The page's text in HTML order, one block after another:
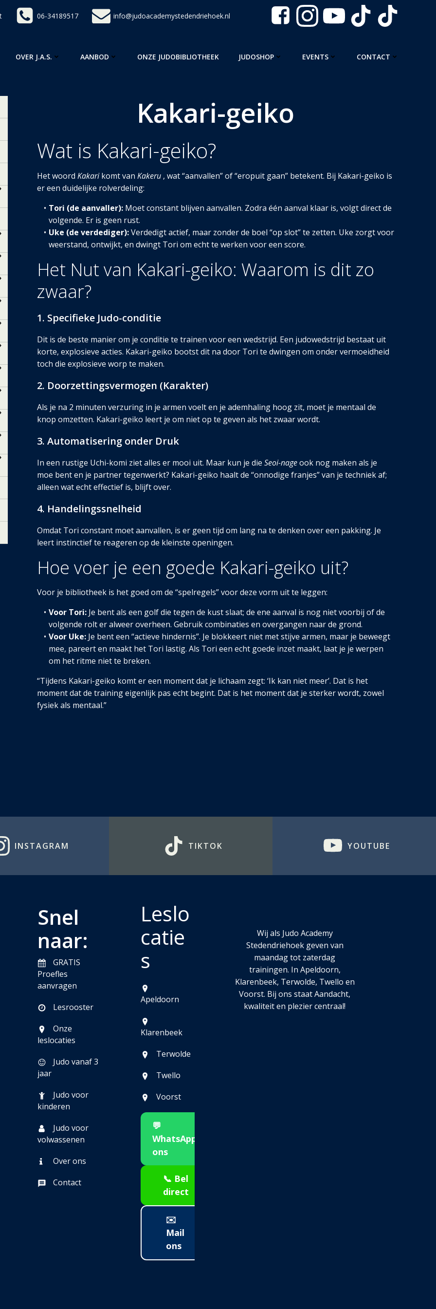
06-34189517 info@judoacademystedendriehoek.nl
OVER J.A.S. AANBOD ONZE JUDOBIBLIOTHEEK JUDOSHOP EVENTS CONTACT
Kakari-geiko
Wat is Kakari-geiko?
Het woord Kakarikomt van Kakeru , wat “aanvallen” of “eropuit gaan” betekent. Bij Kakari-geiko is
er een duidelijke rolverdeling:
Tori (de aanvaller):Moet constant blijven aanvallen. Zodra één aanval klaar is, volgt direct de
volgende. Er is geen rust.
Uke (de verdediger):Verdedigt actief, maar zonder de boel “op slot” te zetten. Uke zorgt voor
weerstand, ontwijkt, en dwingt Tori om echt te werken voor een score.
Het Nut van Kakari-geiko: Waarom is dit zo
zwaar?
1. Specifieke Judo-conditie
Dit is de beste manier om je conditie te trainen voor een wedstrijd. Een judowedstrijd bestaat uit
korte, explosieve acties. Kakari-geiko bootst dit na door Tori te dwingen om onder vermoeidheid
toch die explosieve worp te maken.
2. Doorzettingsvermogen (Karakter)
Als je na 2 minuten verzuring in je armen voelt en je ademhaling hoog zit, moet je mentaal de
knop omzetten. Kakari-geiko leert je om niet op te geven als het zwaar wordt.
3. Automatisering onder Druk
In een rustige Uchi-komi ziet alles er mooi uit. Maar kun je die Seoi-nageook nog maken als je
moe bent en je partner tegenwerkt? Kakari-geiko haalt de “onnodige franjes” van je techniek af;
alleen wat echt effectief is, blijft over.
4. Handelingssnelheid
Omdat Tori constant moet aanvallen, is er geen tijd om lang na te denken over een pakking. Je
leert instinctief te reageren op de kleinste openingen.
Hoe voer je een goede Kakari-geiko uit?
Voor je bibliotheek is het goed om de “spelregels” voor deze vorm uit te leggen:
Voor Tori:Je bent als een golf die tegen de kust slaat; de ene aanval is nog niet voorbij of de
volgende rolt er alweer overheen. Gebruik combinaties en overgangen naar de grond.
Voor Uke:Je bent een “actieve hindernis”. Je blokkeert niet met stijve armen, maar je beweegt
mee, pareert en maakt het Tori lastig. Als Tori een echt goede inzet maakt, laat je je werpen
om het ritme niet te breken.
“Tijdens Kakari-geiko komt er een moment dat je lichaam zegt: ‘Ik kan niet meer’. Dat is het
moment dat de training eigenlijk pas echt begint. Dat is het moment dat je sterker wordt, zowel
fysiek als mentaal.”
INSTAGRAM TIKTOK YOUTUBE
Snel
naar:
GRATIS
Proefles
aanvragen
Lesrooster
Onze
leslocaties
Judo vanaf 3
jaar
Judo voor
kinderen
Judo voor
volwassenen
Over ons
Contact
Leslo
catie
s
Apeldoorn
Klarenbeek
Terwolde
Twello
Voorst
💬
WhatsApp
ons
📞 Bel
direct
✉️
Mail
ons
Wij als Judo Academy
Stedendriehoek geven van
maandag tot zaterdag
trainingen. In Apeldoorn,
Klarenbeek, Terwolde, Twello en
Voorst. Bij ons staat Aandacht,
kwaliteit en plezier centraal!